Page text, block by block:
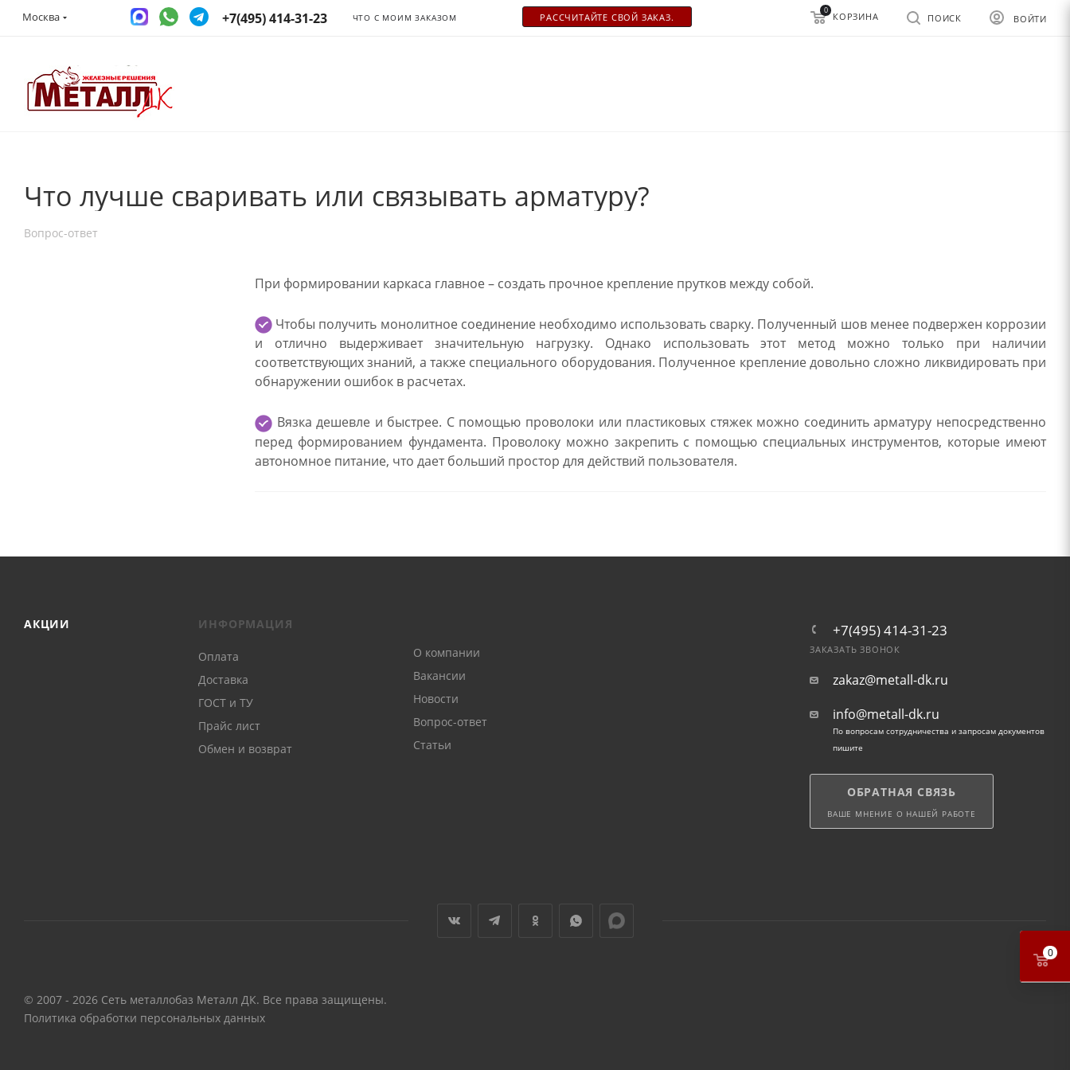
Москва +7(495) 414-31-23 ЧТО С МОИМ ЗАКАЗОМ РАСCЧИТАЙТЕ СВОЙ ЗАКАЗ. ВОЙТИ
ПОИСК
0
КОРЗИНА
Что лучше сваривать или связывать арматуру?
Вопрос-ответ
При формировании каркаса главное – создать прочное крепление прутков между собой.
Чтобы получить монолитное соединение необходимо использовать сварку. Полученный шов менее подвержен коррозии
и отлично выдерживает значительную нагрузку. Однако использовать этот метод можно только при наличии
соответствующих знаний, а также специального оборудования. Полученное крепление довольно сложно ликвидировать при
обнаружении ошибок в расчетах.
Вязка дешевле и быстрее. С помощью проволоки или пластиковых стяжек можно соединить арматуру непосредственно
перед формированием фундамента. Проволоку можно закрепить с помощью специальных инструментов, которые имеют
автономное питание, что дает больший простор для действий пользователя.
АКЦИИ ИНФОРМАЦИЯ
Оплата
Доставка
ГОСТ и ТУ
Прайс лист
Обмен и возврат
О компании
Вакансии
Новости
Вопрос-ответ
Статьи
+7(495) 414-31-23
ЗАКАЗАТЬ ЗВОНОК
zakaz@metall-dk.ru
info@metall-dk.ru
По вопросам сотрудничества и запросам документов
пишите
ОБРАТНАЯ СВЯЗЬ
ВАШЕ МНЕНИЕ О НАШЕЙ РАБОТЕ
© 2007 - 2026 Сеть металлобаз Металл ДК. Все права защищены.
Политика обработки персональных данных
0